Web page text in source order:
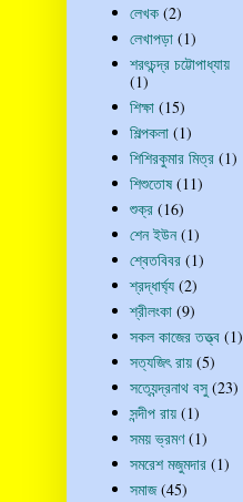
লেখক (2)
লেখাপড়া (1)
শরৎচন্দ্র চট্টোপাধ্যায়
(1)
শিক্ষা (15)
শিল্পকলা (1)
শিশিরকুমার মিত্র (1)
শিশুতোষ (11)
শুক্র (16)
শেন ইউন (1)
শ্বেতবিবর (1)
শ্রদ্ধার্ঘ্য (2)
শ্রীলংকা (9)
সকল কাজের তত্ত্ব (1)
সত্যজিৎ রায় (5)
সত্যেন্দ্রনাথ বসু (23)
সন্দীপ রায় (1)
সময় ভ্রমণ (1)
সমরেশ মজুমদার (1)
সমাজ (45)